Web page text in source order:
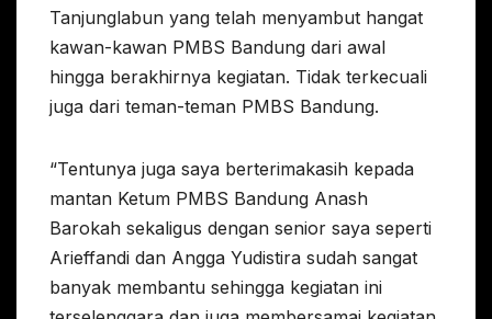
Tanjunglabun yang telah menyambut hangat
kawan-kawan PMBS Bandung dari awal
hingga berakhirnya kegiatan. Tidak terkecuali
juga dari teman-teman PMBS Bandung.
“Tentunya juga saya berterimakasih kepada
mantan Ketum PMBS Bandung Anash
Barokah sekaligus dengan senior saya seperti
Arieffandi dan Angga Yudistira sudah sangat
banyak membantu sehingga kegiatan ini